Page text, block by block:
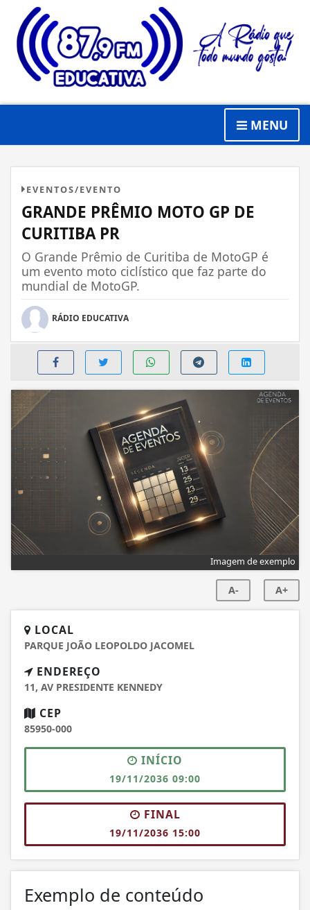
MENU
EVENTOS/EVENTO
GRANDE PRÊMIO MOTO GP DE
CURITIBA PR
O Grande Prêmio de Curitiba de MotoGP é
um evento moto ciclístico que faz parte do
mundial de MotoGP.
RÁDIO EDUCATIVA
Imagem de exemplo
A- A+
LOCAL
PARQUE JOÃO LEOPOLDO JACOMEL
ENDEREÇO
11, AV PRESIDENTE KENNEDY
CEP
85950-000
INÍCIO
19/11/2036 09:00
FINAL
19/11/2036 15:00
Exemplo de conteúdo